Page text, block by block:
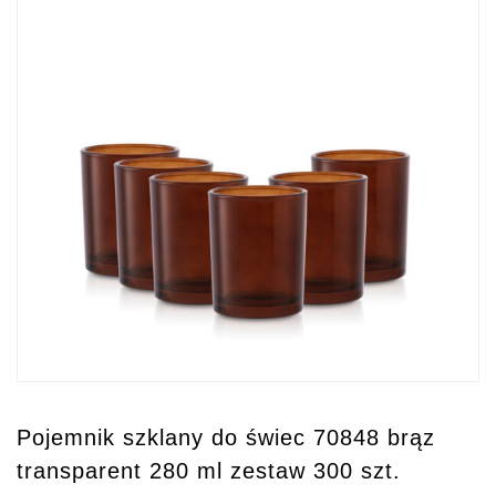
Pojemnik szklany do świec 70848 brąz
transparent 280 ml zestaw 300 szt.